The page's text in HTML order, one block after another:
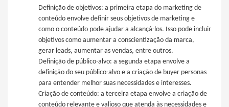
Definição de objetivos: a primeira etapa do marketing de
conteúdo envolve definir seus objetivos de marketing e
como o conteúdo pode ajudar a alcançá-los. Isso pode incluir
objetivos como aumentar a conscientização da marca,
gerar leads, aumentar as vendas, entre outros.
Definição de público-alvo: a segunda etapa envolve a
definição do seu público-alvo e a criação de buyer personas
para entender melhor suas necessidades e interesses.
Criação de conteúdo: a terceira etapa envolve a criação de
conteúdo relevante e valioso que atenda às necessidades e